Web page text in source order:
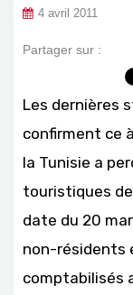
4 avril 2011
Partager sur :
Les dernières
confirment ce
la Tunisie a
touristiques
date du 20
non-résidents
comptabilisés